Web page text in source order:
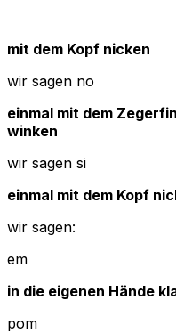
mit dem Kopf nicken
wir sagen no
einmal mit dem
winken
wir sagen si
einmal mit dem Kopf
wir sagen:
em
in die eigenen Hände
pom